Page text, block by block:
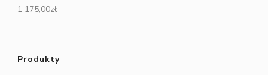
1 175,00zł
Produkty